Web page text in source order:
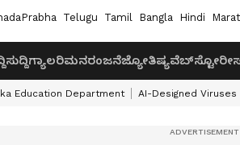
Telugu Tamil Bangla Hindi
ಸುದ್ದಿಗ್ಯಾಲರಿಮನರಂಜನೆಜ್ಯೋತಿಷ್ಯ
Education Department AI-Designed Viruses